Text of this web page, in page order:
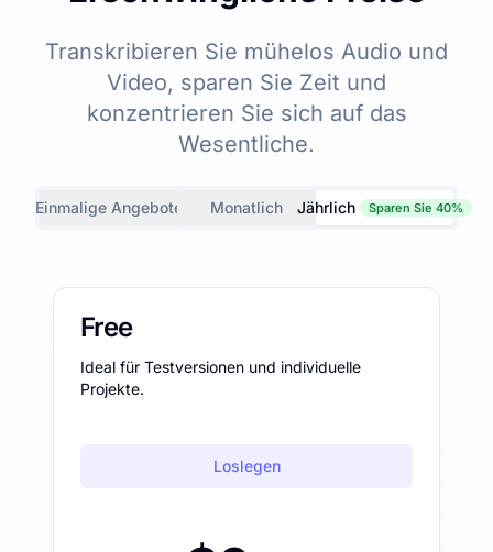
Transkribieren Sie mühelos Audio und
Video, sparen Sie Zeit und
konzentrieren Sie sich auf das
Wesentliche.
Einmalige Angebote Monatlich Jährlich Sparen Sie 40%
Free
Ideal für Testversionen und individuelle
Projekte.
Loslegen